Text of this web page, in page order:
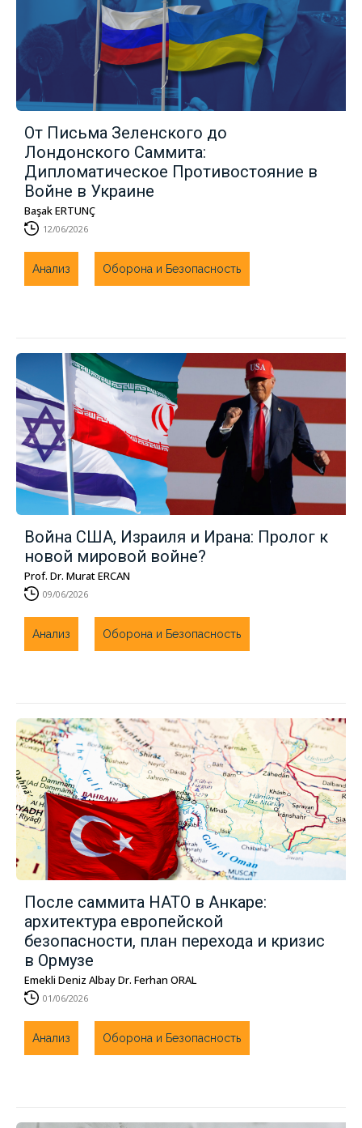
От Письма Зеленского до
Лондонского Саммита:
Дипломатическое Противостояние в
Войне в Украине
Başak ERTUNÇ
12/06/2026
Анализ Оборона и Безопасность
Война США, Израиля и Ирана: Пролог к
новой мировой войне?
Prof. Dr. Murat ERCAN
09/06/2026
Анализ Оборона и Безопасность
После саммита НАТО в Анкаре:
архитектура европейской
безопасности, план перехода и кризис
в Ормузе
Emekli Deniz Albay Dr. Ferhan ORAL
01/06/2026
Анализ Оборона и Безопасность